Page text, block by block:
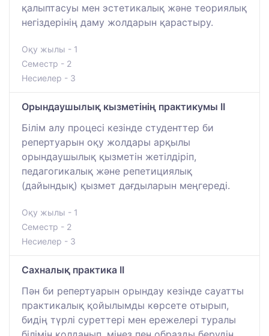
қалыптасуы мен эстетикалық және теориялық
негіздерінің даму жолдарын қарастыру.
Оқу жылы - 1
Семестр - 2
Несиелер - 3
Орындаушылық кызметiнiң практикумы II
Білім алу процесі кезінде студенттер би
репертуарын оқу жолдары арқылы
орындаушылық қызметін жетілдіріп,
педагогикалық және репетициялық
(дайындық) қызмет дағдыларын меңгереді.
Оқу жылы - 1
Семестр - 2
Несиелер - 3
Сахналық практика II
Пән би репертуарын орындау кезінде сауатты
практикалық қойылымды көрсете отырып,
бидің түрлі суреттері мен ережелері туралы